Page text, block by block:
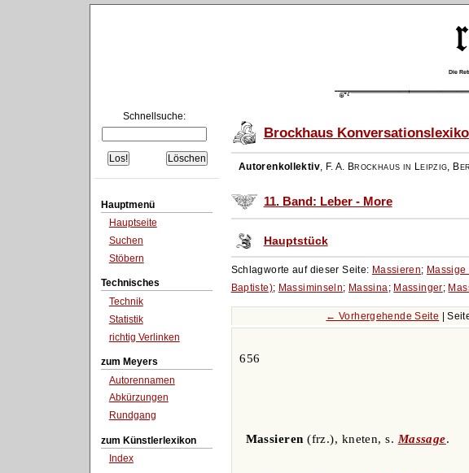
Die
Schnellsuche:
Hauptmenü
Hauptseite
Suchen
Stöbern
Technisches
Technik
Statistik
richtig Verlinken
zum Meyers
Autorennamen
Abkürzungen
Rundgang
zum Künstlerlexikon
Index
Brockhaus
Autorenkollektiv, F. A. Brockhaus in Leipzig,
11. Band: Leber - More
Hauptstück
Schlagworte auf dieser Seite: Massieren; Massige
Baptiste); Massiminseln; Massina ; Massinger;
← Vorhergehende Seite |
656
Massieren (frz.), kneten, s. Massage.